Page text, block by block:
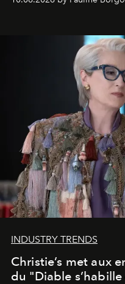
INDUSTRY TRENDS
Christie’s met aux
du "Diable